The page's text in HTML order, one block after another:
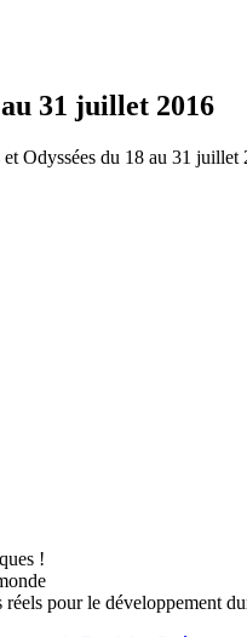
31 juillet 2016
Odyssées du 18 au 31 juillet
!
pour le développement